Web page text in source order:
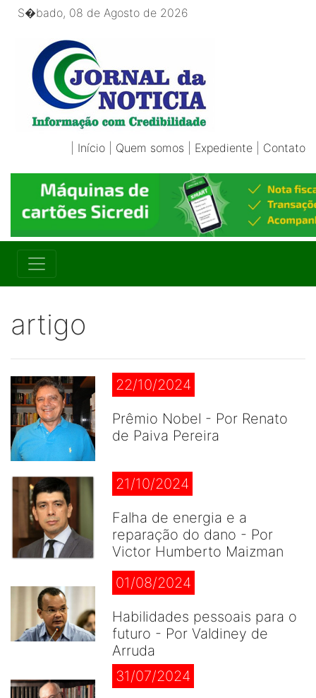
S�bado, 08 de Agosto de 2026
Início Quem somos Expediente Contato
artigo
22/10/2024
Prêmio Nobel - Por Renato
de Paiva Pereira
21/10/2024
Falha de energia e a
reparação do dano - Por
Victor Humberto Maizman
01/08/2024
Habilidades pessoais para o
futuro - Por Valdiney de
Arruda
31/07/2024